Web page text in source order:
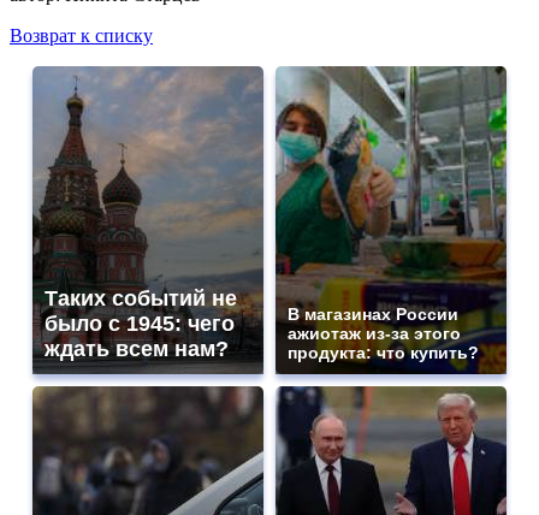
Возврат к списку
Таких событий не
было с 1945: чего
ждать всем нам?
В магазинах России
ажиотаж из-за этого
продукта: что купить?